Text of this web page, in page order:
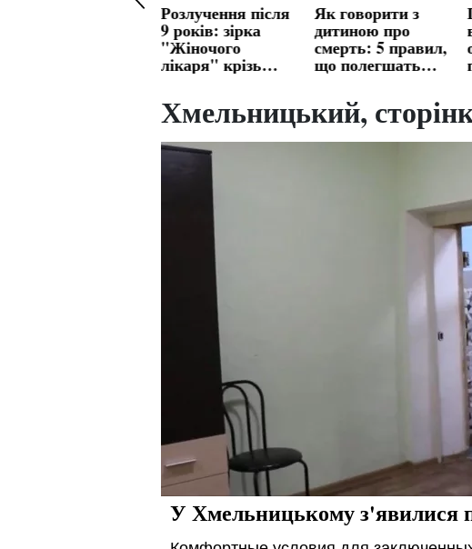
Розлучення після
9 років: зірка
"Жіночого
лікаря" крізь
сльози показала
свій біль
Як говорити з
дитиною про
смерть: 5 правил,
що полегшать
біль втрати
Хмельницький,
У Хмельницькому з'явилися